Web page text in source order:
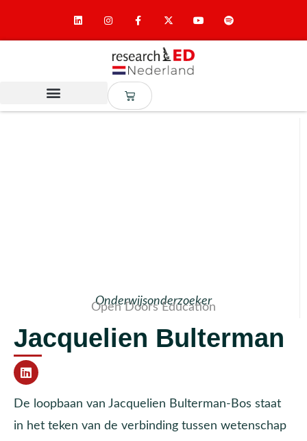
Onderwijsonderzoeker
Open Doors Education
Jacquelien Bulterman
De loopbaan van Jacquelien Bulterman-Bos staat
in het teken van de verbinding tussen wetenschap